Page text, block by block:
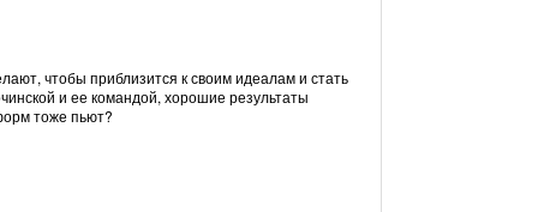
чтобы приблизится к своим идеалам и стать
и ее командой, хорошие результаты
тоже пьют?